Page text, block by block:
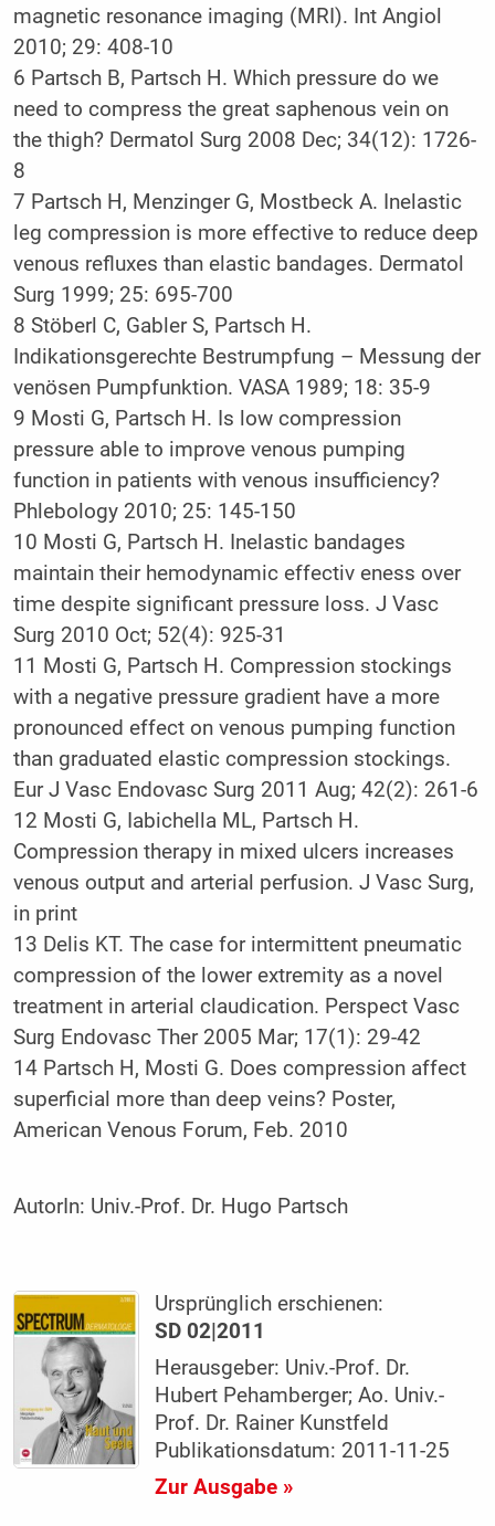
magnetic resonance imaging (MRI). Int Angiol
2010; 29: 408-10
6 Partsch B, Partsch H. Which pressure do we
need to compress the great saphenous vein on
the thigh? Dermatol Surg 2008 Dec; 34(12): 1726-
8
7 Partsch H, Menzinger G, Mostbeck A. Inelastic
leg compression is more effective to reduce deep
venous refluxes than elastic bandages. Dermatol
Surg 1999; 25: 695-700
8 Stöberl C, Gabler S, Partsch H.
Indikationsgerechte Bestrumpfung – Messung der
venösen Pumpfunktion. VASA 1989; 18: 35-9
9 Mosti G, Partsch H. Is low compression
pressure able to improve venous pumping
function in patients with venous insufficiency?
Phlebology 2010; 25: 145-150
10 Mosti G, Partsch H. Inelastic bandages
maintain their hemodynamic effectiv eness over
time despite significant pressure loss. J Vasc
Surg 2010 Oct; 52(4): 925-31
11 Mosti G, Partsch H. Compression stockings
with a negative pressure gradient have a more
pronounced effect on venous pumping function
than graduated elastic compression stockings.
Eur J Vasc Endovasc Surg 2011 Aug; 42(2): 261-6
12 Mosti G, Iabichella ML, Partsch H.
Compression therapy in mixed ulcers increases
venous output and arterial perfusion. J Vasc Surg,
in print
13 Delis KT. The case for intermittent pneumatic
compression of the lower extremity as a novel
treatment in arterial claudication. Perspect Vasc
Surg Endovasc Ther 2005 Mar; 17(1): 29-42
14 Partsch H, Mosti G. Does compression affect
superficial more than deep veins? Poster,
American Venous Forum, Feb. 2010
AutorIn: Univ.-Prof. Dr. Hugo Partsch
Ursprünglich erschienen:
SD 02|2011
Herausgeber: Univ.-Prof. Dr.
Hubert Pehamberger; Ao. Univ.-
Prof. Dr. Rainer Kunstfeld
Publikationsdatum: 2011-11-25
Zur Ausgabe »